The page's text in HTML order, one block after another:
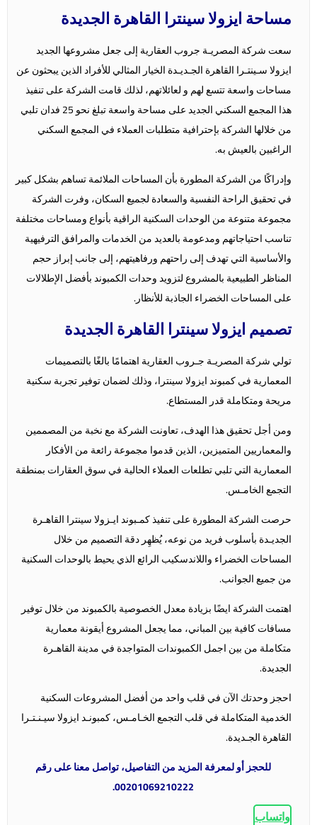
مساحة ايزولا سينترا القاهرة الجديدة
سعت شركة المصريـة جروب العقارية إلى جعل مشروعها الجديد
ايزولا سـينتـرا القاهرة الجـديـدة الخيار المثالي للأفراد الذين يبحثون عن
مساحات واسعة تتسع لهم و لعائلاتهم، لذلك قامت الشركة على تنفيذ
هذا المجمع السكني الجديد على مساحة واسعة تبلغ نحو 25 فدان تلبي
من خلالها الشركة بإحترافية متطلبات العملاء في المجمع السكني
الراغبين بالعيش به.
وإدراكًا من الشركة المطورة بأن المساحات الملائمة تساهم بشكل كبير
في تحقيق الراحة النفسية والسعادة لجميع السكان، وفرت الشركة
مجموعة متنوعة من الوحدات السكنية الراقية بأنواع ومساحات مختلفة
تناسب احتياجاتهم ومدعومة بالعديد من الخدمات والمرافق الترفيهية
والأساسية التي تهدف إلى راحتهم ورفاهيتهم، إلى جانب إبراز حجم
المناظر الطبيعية بالمشروع لتزويد وحدات الكمبوند بأفضل الإطلالات
على المساحات الخضراء الجاذبة للأنظار.
تصميم ايزولا سينترا القاهرة الجديدة
تولي شركة المصريـة جـروب العقارية اهتمامًا بالغًا بالتصميمات
المعمارية في كمبوند ايزولا سينترا، وذلك لضمان توفير تجربة سكنية
مريحة ومتكاملة قدر المستطاع.
ومن أجل تحقيق هذا الهدف، تعاونت الشركة مع نخبة من المصممين
والمعماريين المتميزين، الذين قدموا مجموعة رائعة من الأفكار
المعمارية التي تلبي تطلعات العملاء الحالية في سوق العقارات بمنطقة
التجمع الخامـس.
حرصت الشركة المطورة على تنفيذ كمـبوند ايـزولا سينترا القاهـرة
الجديـدة بأسلوب فريد من نوعه، يُظهِر دقة التصميم من خلال
المساحات الخضراء واللاندسكيب الرائع الذي يحيط بالوحدات السكنية
من جميع الجوانب.
اهتمت الشركة ايضًا بزيادة معدل الخصوصية بالكمبوند من خلال توفير
مسافات كافية بين المباني، مما يجعل المشروع أيقونة معمارية
متكاملة من بين اجمل الكمبوندات المتواجدة في مدينة القاهـرة
الجديدة.
احجز وحدتك الآن في قلب واحد من أفضل المشروعات السكنية
الخدمية المتكاملة في قلب التجمع الخـامـس، كمبونـد ايزولا سيـنـتـرا
القاهرة الجـديدة.
للحجز أو لمعرفة المزيد من التفاصيل، تواصل معنا على رقم
00201069210222.
واتساب